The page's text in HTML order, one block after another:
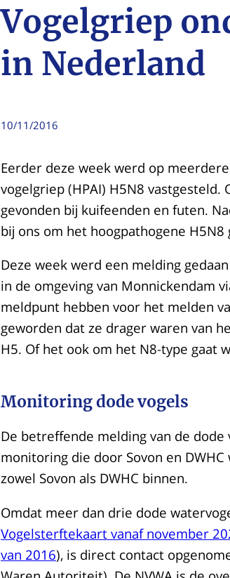
Vogelgriep
in Nederland
10/11/2016
Eerder deze week werd op
vogelgriep (HPAI) H5N8
gevonden bij kuifeenden en futen.
bij ons om het hoogpathogene H5N8
Deze week werd een melding
in de omgeving van Monnickendam
meldpunt hebben voor het melden
geworden dat ze drager waren van
H5. Of het ook om het N8-type gaat
Monitoring dode vogels
De betreffende melding van de
monitoring die door Sovon en
zowel Sovon als DWHC binnen.
Omdat meer dan drie dode
Vogelsterftekaart vanaf november
van 2016), is direct contact